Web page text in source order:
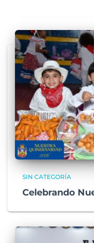
SIN CATEGORÍA
Celebrando